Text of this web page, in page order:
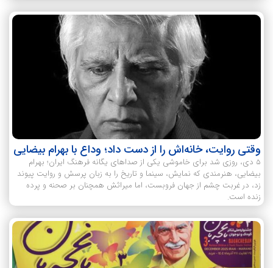
وقتی روایت، خانه‌اش را از دست داد؛ وداع با بهرام بیضایی
۵ دی، روزی شد برای خاموشی یکی از صداهای یگانه فرهنگ ایران؛ بهرام
بیضایی، هنرمندی که نمایش، سینما و تاریخ را به زبان پرسش و روایت پیوند
زد، در غربت چشم از جهان فروبست، اما میراثش همچنان بر صحنه و پرده
زنده است.